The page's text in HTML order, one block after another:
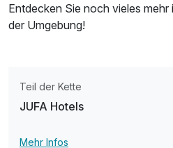
Entdecken Sie noch vieles
der Umgebung!
Teil der Kette
JUFA Hotels
Mehr Infos